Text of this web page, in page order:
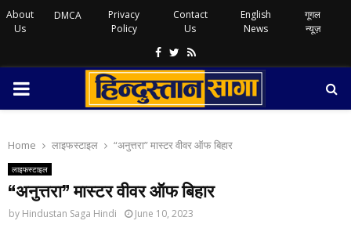
About
Us
DMCA
Privacy
Policy
Contact
Us
English
News
गूगल
न्यूज़
Facebook
Twitter
Rss
PRIMARY
Home लाइफस्टाइल “अनुत्तरा” मास्टर वीवर ऑफ बिहार
लाइफस्टाइल
“अनुत्तरा” मास्टर वीवर ऑफ बिहार
by Hindustan Saga Hindi June 10, 2023